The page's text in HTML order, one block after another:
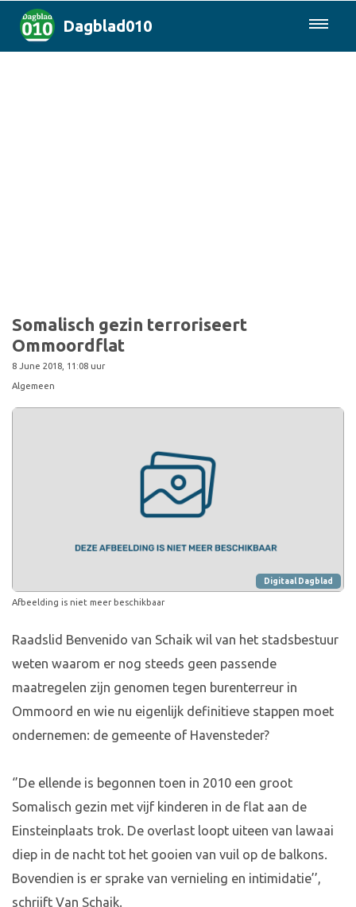
Dagblad010
Somalisch gezin terroriseert
Ommoordflat
8 June 2018, 11:08 uur
Algemeen
Digitaal Dagblad
Afbeelding is niet meer beschikbaar
Raadslid Benvenido van Schaik wil van het stadsbestuur
weten waarom er nog steeds geen passende
maatregelen zijn genomen tegen burenterreur in
Ommoord en wie nu eigenlijk definitieve stappen moet
ondernemen: de gemeente of Havensteder?
‘’De ellende is begonnen toen in 2010 een groot
Somalisch gezin met vijf kinderen in de flat aan de
Einsteinplaats trok. De overlast loopt uiteen van lawaai
diep in de nacht tot het gooien van vuil op de balkons.
Bovendien is er sprake van vernieling en intimidatie’’,
schrijft Van Schaik.